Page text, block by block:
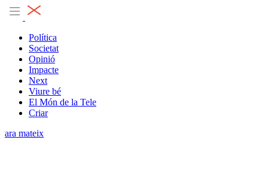
Política
Societat
Opinió
Impacte
Next
Viure bé
El Món de la Tele
Criar
ara mateix